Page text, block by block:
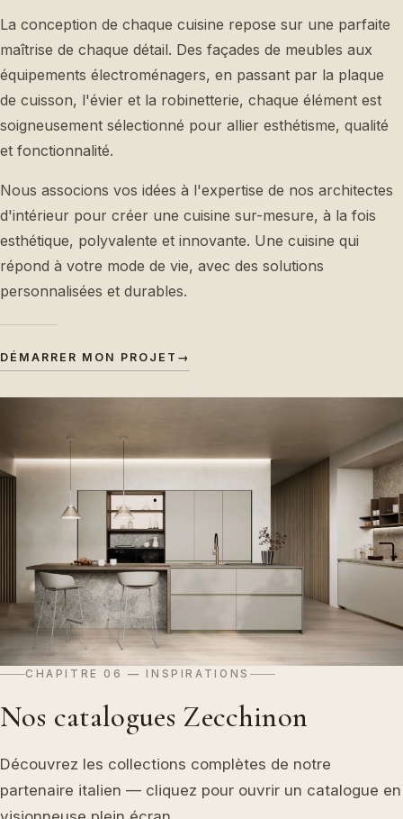
La conception de chaque cuisine repose sur une parfaite
maîtrise de chaque détail. Des façades de meubles aux
équipements électroménagers, en passant par la plaque
de cuisson, l'évier et la robinetterie, chaque élément est
soigneusement sélectionné pour allier esthétisme, qualité
et fonctionnalité.
Nous associons vos idées à l'expertise de nos architectes
d'intérieur pour créer une cuisine sur-mesure, à la fois
esthétique, polyvalente et innovante. Une cuisine qui
répond à votre mode de vie, avec des solutions
personnalisées et durables.
DÉMARRER MON PROJET →
CHAPITRE 06 — INSPIRATIONS
Nos catalogues Zecchinon
Découvrez les collections complètes de notre
partenaire italien — cliquez pour ouvrir un catalogue en